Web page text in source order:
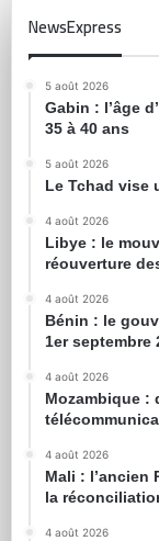
NewsExpress
5 août 2026
Gabin : l’âge
35 à 40 ans
5 août 2026
Le Tchad vise
4 août 2026
Libye : le
réouverture
4 août 2026
Bénin : le
1er septembre
4 août 2026
Mozambique :
4 août 2026
Mali : l’ancien
la
4 août 2026